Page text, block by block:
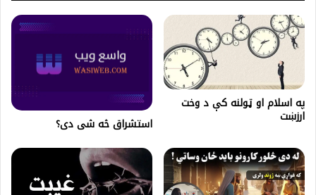
په اسلام او ټولنه کې د وخت
ارزښت استشراق څه شی دی؟